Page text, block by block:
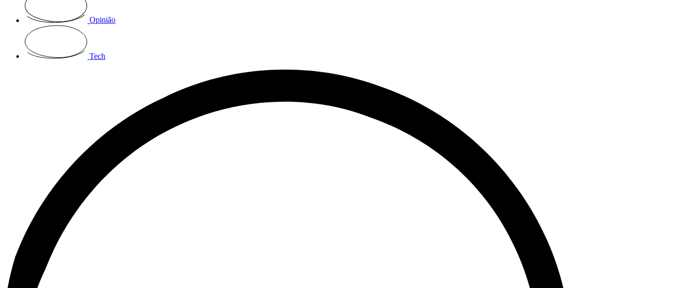
Opinião
Tech